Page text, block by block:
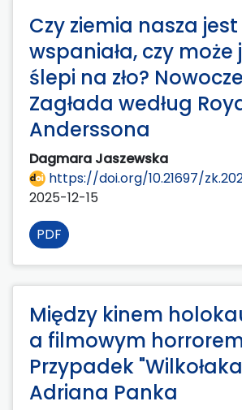
Czy ziemia nasza jest
wspaniała, czy
ślepi na zło?
Zagłada według
Anderssona
Dagmara Jaszewska
https://doi.org/10.21697/
2025-12-15
PDF
Między kinem
a filmowym
Przypadek
Adriana Panka